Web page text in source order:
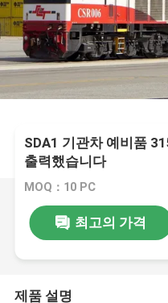
SDA1 기관차 예비품
출력했습니다
MOQ：10 PC
최고의 가격
제품 설명